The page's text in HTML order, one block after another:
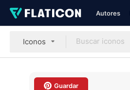
Autores
Iconos
Guardar